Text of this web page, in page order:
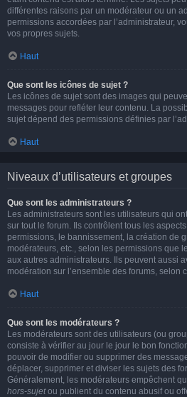
différentes raisons par un modérateur ou un
permissions accordées par l’administrateur,
vos propres sujets.
Haut
Que sont les icônes de sujet ?
Les icônes de sujet sont des images qui
messages pour refléter leur contenu. La
sujet dépend des permissions définies par
Haut
Niveaux d’utilisateurs et groupes
Que sont les administrateurs ?
Les administrateurs sont les utilisateurs qui
sur tout le forum. Ils contrôlent tous les
permissions, le bannissement, la création de
modérateurs, etc., selon les permissions que
aux autres administrateurs. Ils peuvent aussi
modération sur l’ensemble des forums, selon
Haut
Que sont les modérateurs ?
Les modérateurs sont des utilisateurs (ou
consiste à vérifier au jour le jour le bon
pouvoir de modifier ou supprimer des
déplacer, supprimer et diviser les sujets des
Généralement, les modérateurs empêchent
hors-sujetou publient du contenu abusif ou